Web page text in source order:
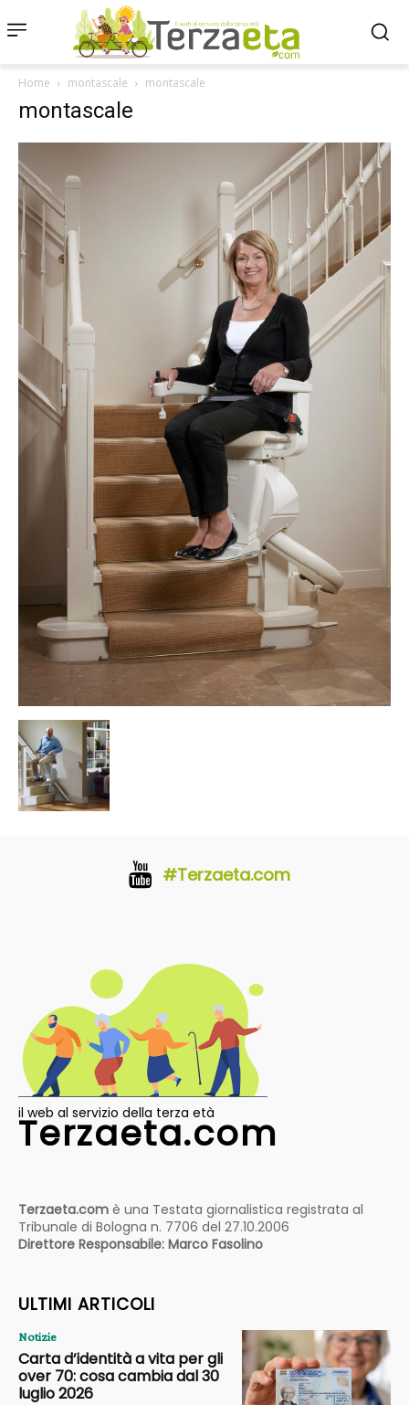
Home montascale montascale
montascale
#Terzaeta.com
il web al servizio della terza età
Terzaeta.com
Terzaeta.com è una Testata giornalistica registrata al
Tribunale di Bologna n. 7706 del 27.10.2006
Direttore Responsabile: Marco Fasolino
ULTIMI ARTICOLI
Notizie
Carta d’identità a vita per gli
over 70: cosa cambia dal 30
luglio 2026